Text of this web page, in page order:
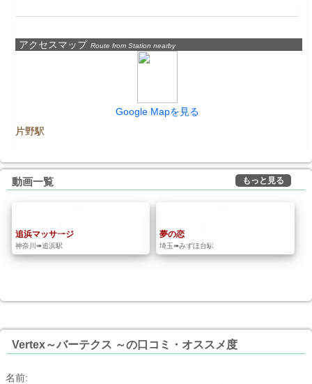
アクセスマップ Route from Station nearby
Google Mapを見る
片野駅
動画一覧 もっと見る
追浜マッサージ
神奈川➠追浜駅
夢の恋
埼玉➠みずほ台駅
Vertex～バーテクス ～の口コミ・オススメ度
名前: